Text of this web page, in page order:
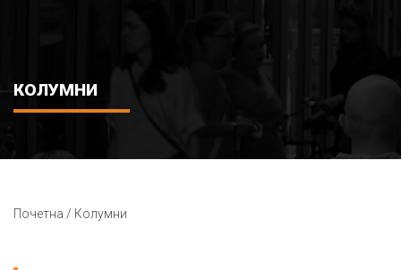
КОЛУМНИ
Почетна / Колумни